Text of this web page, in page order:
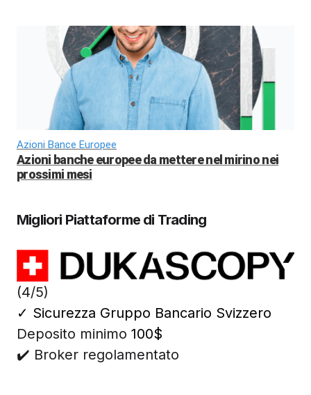
Azioni Bance Europee
Azioni banche europee da mettere nel mirino nei
prossimi mesi
Migliori Piattaforme di Trading
(4/5)
✓ Sicurezza Gruppo Bancario Svizzero
Deposito minimo 100$
✔️ Broker regolamentato